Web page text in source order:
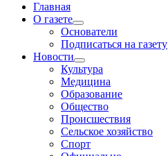
Главная
О газете
Основатели
Подписаться на газету
Новости
Культура
Медицина
Образование
Общество
Происшествия
Сельское хозяйство
Спорт